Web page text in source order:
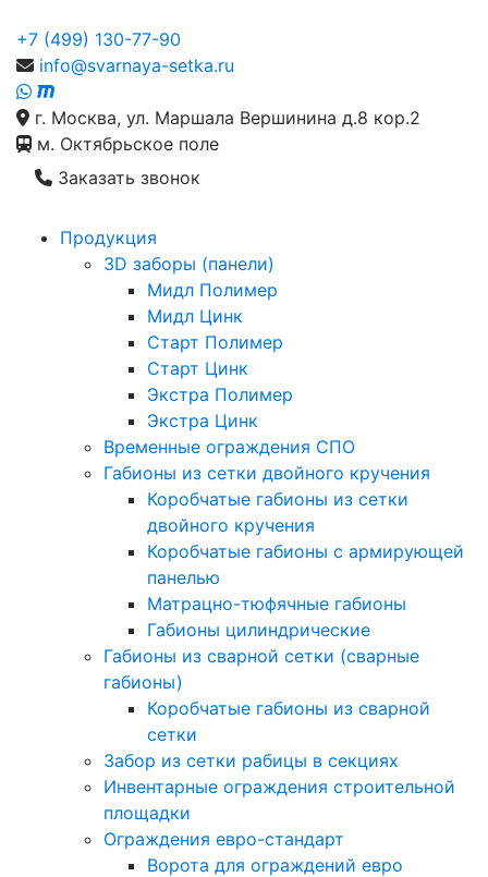
+7 (499) 130-77-90
info@svarnaya-setka.ru
г. Москва, ул. Маршала Вершинина д.8 кор.2
м. Октябрьское поле
Заказать звонок
Продукция
3D заборы (панели)
Мидл Полимер
Мидл Цинк
Старт Полимер
Старт Цинк
Экстра Полимер
Экстра Цинк
Временные ограждения СПО
Габионы из сетки двойного кручения
Коробчатые габионы из сетки
двойного кручения
Коробчатые габионы с армирующей
панелью
Матрацно-тюфячные габионы
Габионы цилиндрические
Габионы из сварной сетки (сварные
габионы)
Коробчатые габионы из сварной
сетки
Забор из сетки рабицы в секциях
Инвентарные ограждения строительной
площадки
Ограждения евро-стандарт
Ворота для ограждений евро